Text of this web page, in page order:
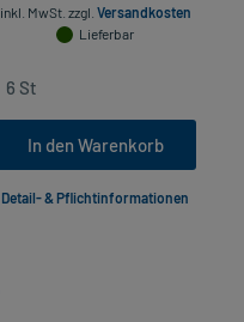
inkl. MwSt. zzgl. Versandkosten
Lieferbar
In den Warenkorb
Detail- & Pflichtinformationen